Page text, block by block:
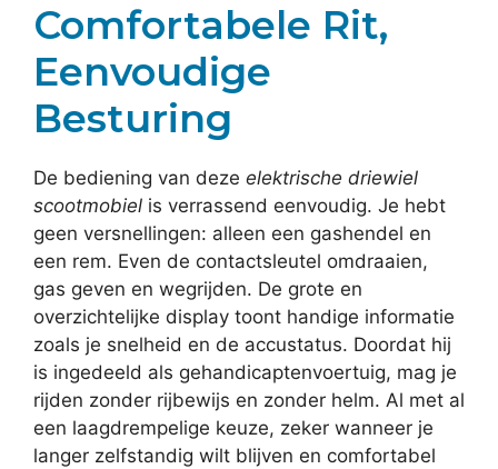
Comfortabele Rit,
Eenvoudige
Besturing
De bediening van deze elektrische driewiel
scootmobiel is verrassend eenvoudig. Je hebt
geen versnellingen: alleen een gashendel en
een rem. Even de contactsleutel omdraaien,
gas geven en wegrijden. De grote en
overzichtelijke display toont handige informatie
zoals je snelheid en de accustatus. Doordat hij
is ingedeeld als gehandicaptenvoertuig, mag je
rijden zonder rijbewijs en zonder helm. Al met al
een laagdrempelige keuze, zeker wanneer je
langer zelfstandig wilt blijven en comfortabel